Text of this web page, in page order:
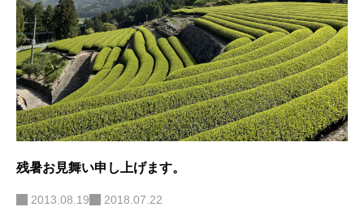
残暑お見舞い申し上げます。
2013.08.19 2018.07.22